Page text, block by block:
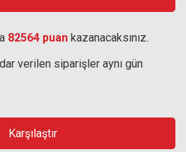
82564 puan kazanacaksınız.
verilen siparişler aynı gün
Karşılaştır